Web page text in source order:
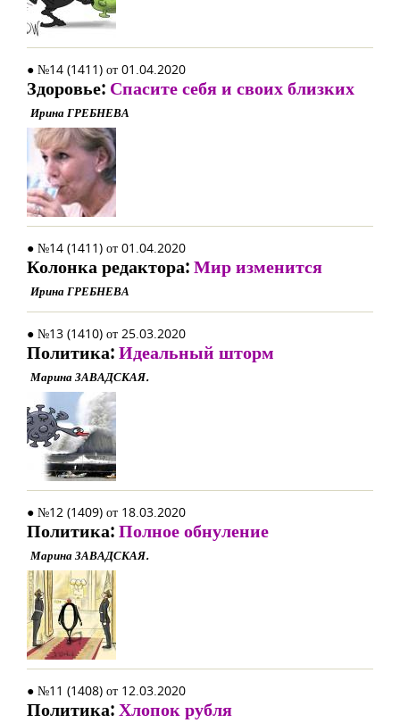
● №14 (1411) от 01.04.2020
Здоровье: Спасите себя и своих близких
Ирина ГРЕБНЕВА
● №14 (1411) от 01.04.2020
Колонка редактора:Мир изменится
Ирина ГРЕБНЕВА
● №13 (1410) от 25.03.2020
Политика:Идеальный шторм
Марина ЗАВАДСКАЯ.
● №12 (1409) от 18.03.2020
Политика:Полное обнуление
Марина ЗАВАДСКАЯ.
● №11 (1408) от 12.03.2020
Политика:Хлопок рубля